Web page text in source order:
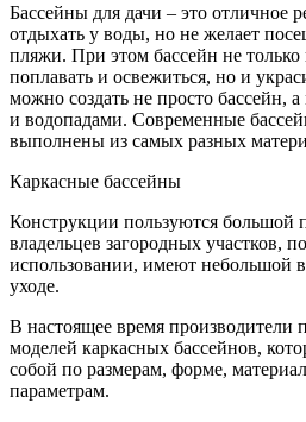
Бассейны для дачи – это отличное
отдыхать у воды, но не желает
пляжи. При этом бассейн не
поплавать и освежиться, но и
можно создать не просто бассейн,
и водопадами. Современные
выполнены из самых разных
Каркасные бассейны
Конструкции пользуются большой
владельцев загородных участков,
использовании, имеют небольшой
уходе.
В настоящее время производители
моделей каркасных бассейнов,
собой по размерам, форме,
параметрам.